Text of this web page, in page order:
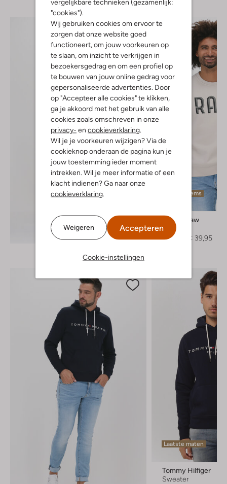
"cookies").
Wij gebruiken cookies om ervoor te
zorgen dat onze website goed
functioneert, om jouw voorkeuren op
te slaan, om inzicht te verkrijgen in
bezoekersgedrag en om een profiel op
te bouwen van jouw online gedrag voor
gepersonaliseerde advertenties. Door
op "Accepteer alle cookies" te klikken,
ga je akkoord met het gebruik van alle
cookies zoals omschreven in onze
privacy- en cookieverklaring
Wil je je voorkeuren wijzigen? Via de
cookieknop onderaan de pagina kun je
jouw toestemming ieder moment
intrekken. Wil je meer informatie of een
klacht indienen? Ga naar onze
cookieverklaring
Weigeren Accepteren
Cookie-instellingen
Ontdek de look
Laatste items
G-Star Raw
Sweater
€ 79,95
€ 39,95
Laatste maten
Tommy Hilfiger
Sweater